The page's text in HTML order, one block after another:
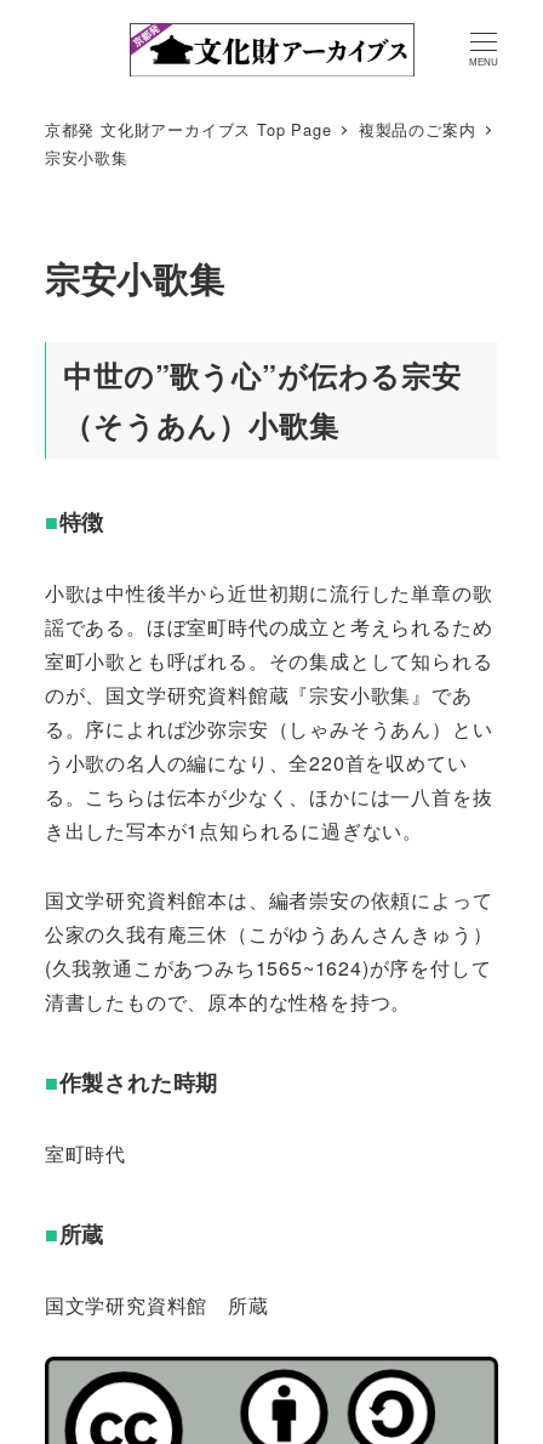
MENU
京都発 文化財アーカイブス Top Page
複製品のご案内
宗安小歌集
宗安小歌集
中世の”歌う心”が伝わる宗安
（そうあん）小歌集
■特徴
小歌は中性後半から近世初期に流行した単章の歌
謡である。ほぼ室町時代の成立と考えられるため
室町小歌とも呼ばれる。その集成として知られる
のが、国文学研究資料館蔵『宗安小歌集』であ
る。序によれば沙弥宗安（しゃみそうあん）とい
う小歌の名人の編になり、全220首を収めてい
る。こちらは伝本が少なく、ほかには一八首を抜
き出した写本が1点知られるに過ぎない。
国文学研究資料館本は、編者崇安の依頼によって
公家の久我有庵三休（こがゆうあんさんきゅう）
(久我敦通こがあつみち1565~1624)が序を付して
清書したもので、原本的な性格を持つ。
■作製された時期
室町時代
■所蔵
国文学研究資料館 所蔵